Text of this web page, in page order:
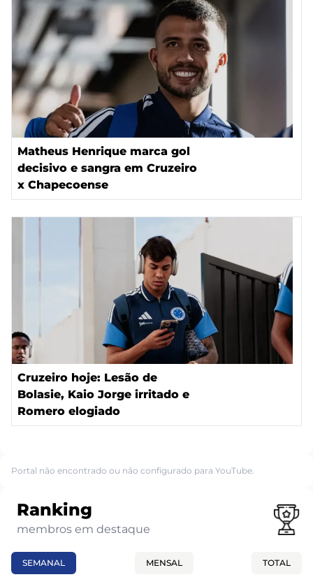
Matheus Henrique marca gol
decisivo e sangra em Cruzeiro
x Chapecoense
Cruzeiro hoje: Lesão de
Bolasie, Kaio Jorge irritado e
Romero elogiado
Portal não encontrado ou não configurado para YouTube.
Ranking
membros em destaque
SEMANAL MENSAL TOTAL